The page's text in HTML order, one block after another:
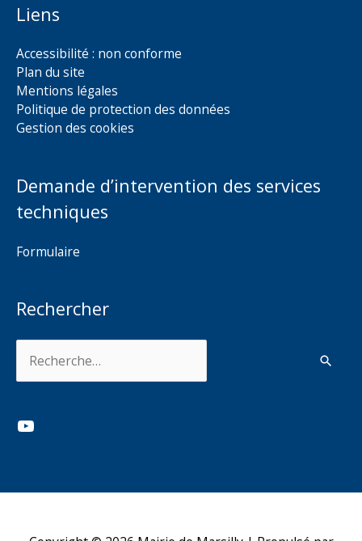
Liens
Accessibilité : non conforme
Plan du site
Mentions légales
Politique de protection des données
Gestion des cookies
Demande d’intervention des services
techniques
Formulaire
Rechercher
YouTube